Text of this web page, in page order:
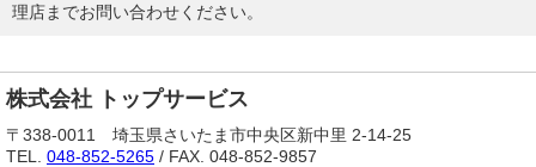
理店までお問い合わせください。
株式会社 トップサービス
〒338-0011 埼玉県さいたま市中央区新中里 2-14-25
TEL. 048-852-5265 / FAX. 048-852-9857